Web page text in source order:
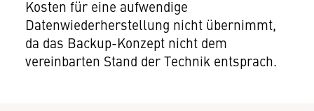
Kosten für eine aufwendige
Datenwiederherstellung nicht übernimmt,
da das Backup-Konzept nicht dem
vereinbarten Stand der Technik entsprach.